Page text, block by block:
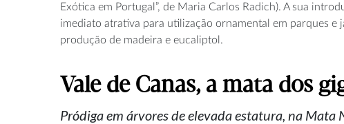
Exótica em Portugal”, de Maria Carlos Radich). A sua
imediato atrativa para utilização ornamental em parques e
produção de madeira e eucaliptol.
Vale de Canas, a mata dos
Pródiga em árvores de elevada estatura, na Mata